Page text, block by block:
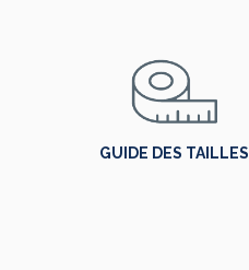
GUIDE DES TAILLES